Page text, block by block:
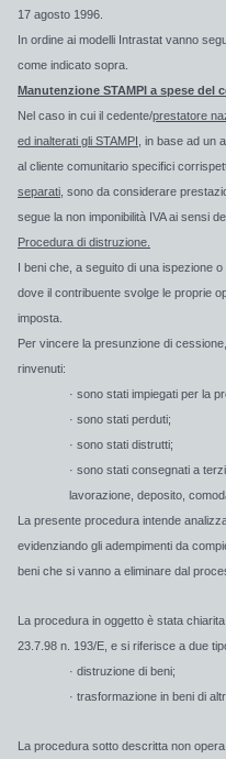
17 agosto 1996.
In ordine ai modelli Intrastat vanno
come indicato sopra.
Manutenzione STAMPI a spese
Nel caso in cui il cedente/prestatore
ed inalterati gli STAMPI in base ad un
al cliente comunitario specifici
separati, sono da considerare
segue la non imponibilità IVA ai sensi
Procedura di distruzione.
I beni che, a seguito di una ispezione
dove il contribuente svolge le proprie
imposta.
Per vincere la presunzione di
rinvenuti:
· sono stati impiegati per la
· sono stati perduti;
· sono stati distrutti;
· sono stati consegnati a
lavorazione, deposito,
La presente procedura intende
evidenziando gli adempimenti da
beni che si vanno a eliminare dal
La procedura in oggetto è stata
23.7.98 n. 193/E, e si riferisce a due
· distruzione di beni;
· trasformazione in beni di
La procedura sotto descritta non opera: